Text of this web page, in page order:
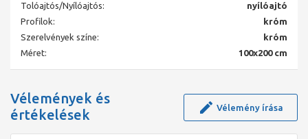
Tolóajtós/Nyílóajtós:
nyílóajtó
Profilok:
króm
Szerelvények színe:
króm
Méret:
100x200 cm
Vélemények és
értékelések
Vélemény írása